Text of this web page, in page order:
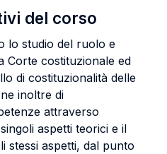
del corso
lo studio del ruolo e
Corte costituzionale ed
di costituzionalità delle
inoltre di
attraverso
aspetti teorici e il
stessi aspetti, dal punto